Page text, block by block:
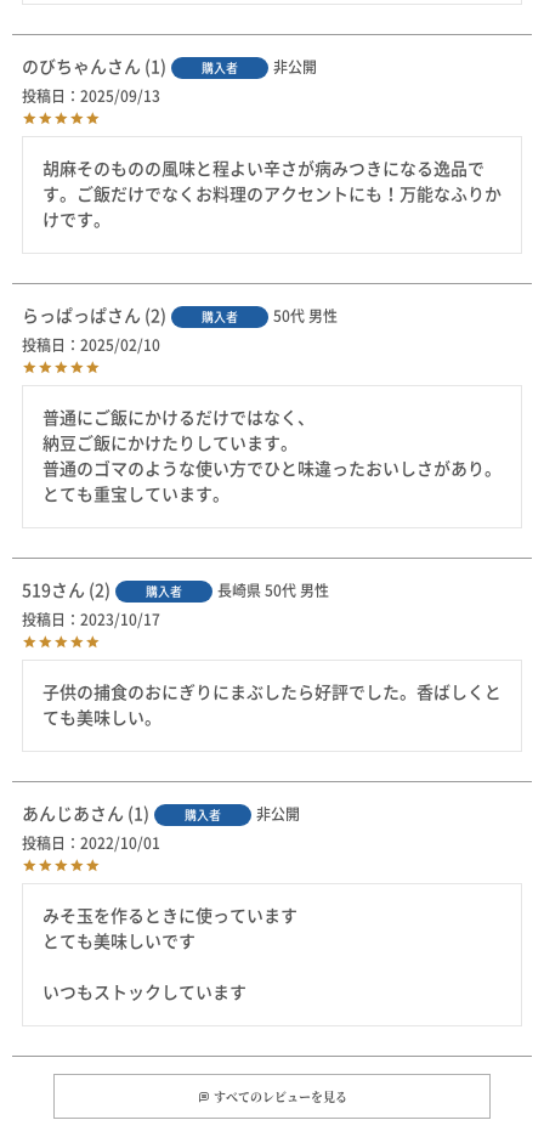
のびちゃん 1 購入者
非公開
投稿日
2025/09/13
胡麻そのものの風味と程よい辛さが病みつきになる逸品で
す。ご飯だけでなくお料理のアクセントにも！万能なふりか
けです。
らっぱっぱ 2 購入者 50代 男性
投稿日
2025/02/10
普通にご飯にかけるだけではなく、
納豆ご飯にかけたりしています。
普通のゴマのような使い方でひと味違ったおいしさがあり。
とても重宝しています。
519 2 購入者 長崎県 50代 男性
投稿日
2023/10/17
子供の捕食のおにぎりにまぶしたら好評でした。香ばしくと
ても美味しい。
あんじあ 1 購入者
非公開
投稿日
2022/10/01
みそ玉を作るときに使っています
とても美味しいです
いつもストックしています
すべてのレビューを見る